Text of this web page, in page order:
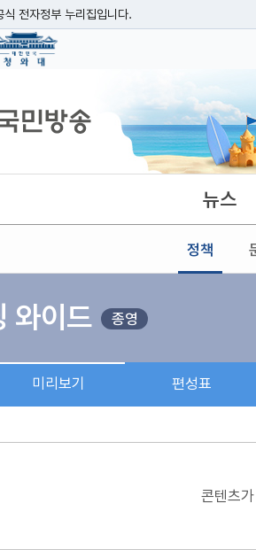
전자정부 누리집입니다.
기
른 도메인 주소를 사용하고 있다면 아래 URL에서
뉴스
정책
와이드 종영
미리보기 편성표
콘텐츠